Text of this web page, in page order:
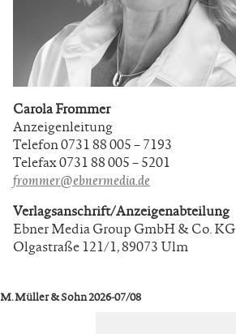
Carola Frommer
Anzeigenleitung
Telefon 0731 88 005 – 7193
Telefax 0731 88 005 – 5201
frommer@ebnermedia.de
Verlagsanschrift/Anzeigenabteilung
Ebner Media Group GmbH & Co. KG
Olgastraße 121/1, 89073 Ulm
M. Müller & Sohn 2026-07/08